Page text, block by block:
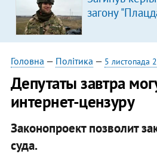
загону
Головна — Політика — 5 листопада
Депутаты завтра
интернет-цензуру
Законопроект позволит
суда.